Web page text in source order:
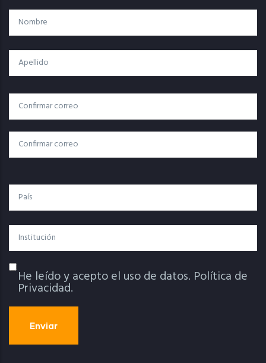
Nombre
Apellido
Correo
Electrónico
Correo Electrónico
Confirmar Correo
País
Institución
Política De Privacidad
He leído y acepto el uso de datos. Política de
Privacidad.